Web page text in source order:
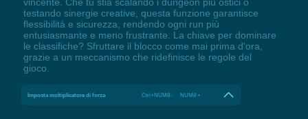
testando sinergie creative, questa funzione garantisce
flessibilità e sicurezza, rendendo ogni run più
entusiasmante e meno frustrante. La chiave per dominare
le classifiche? Sfruttare il blocco come mai prima d'ora,
grazie a un meccanismo che ridefinisce le regole del
gioco.
Imposta moltiplicatore di forza Ctrl+NUM8 - NUM8 +